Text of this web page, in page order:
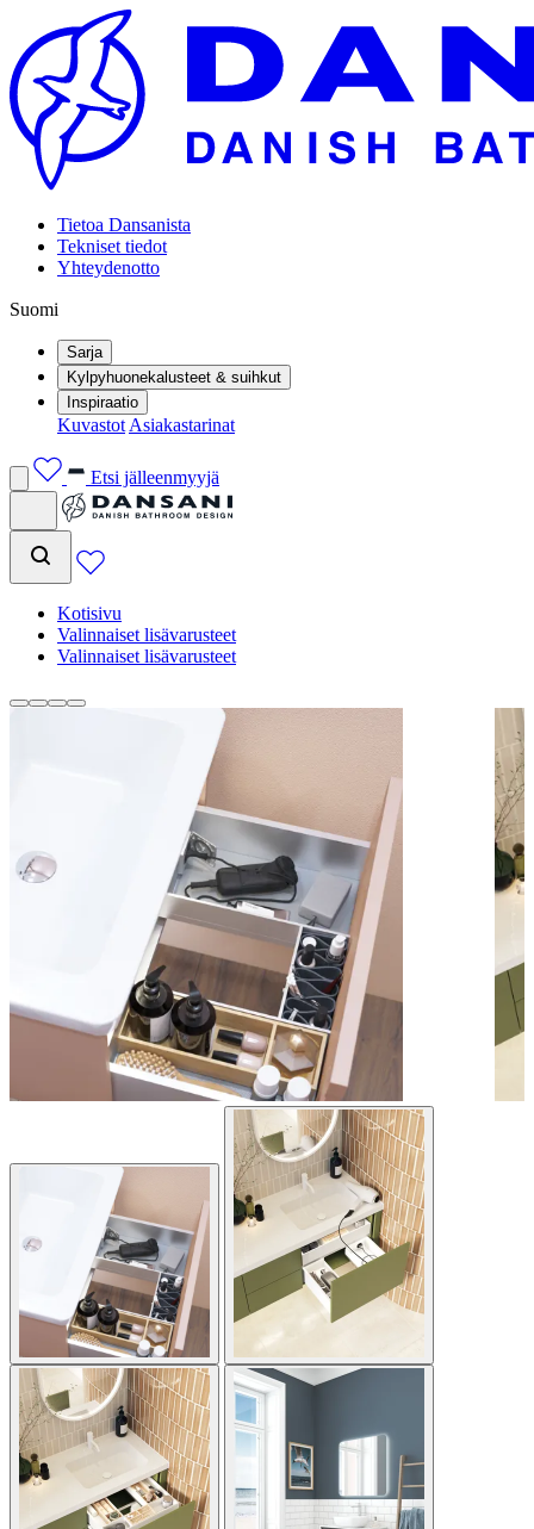
Tietoa Dansanista
Tekniset tiedot
Yhteydenotto
Suomi
Sarja
Kylpyhuonekalusteet & suihkut
Inspiraatio
Kuvastot Asiakastarinat
Etsi jälleenmyyjä
Kotisivu
Valinnaiset lisävarusteet
Valinnaiset lisävarusteet